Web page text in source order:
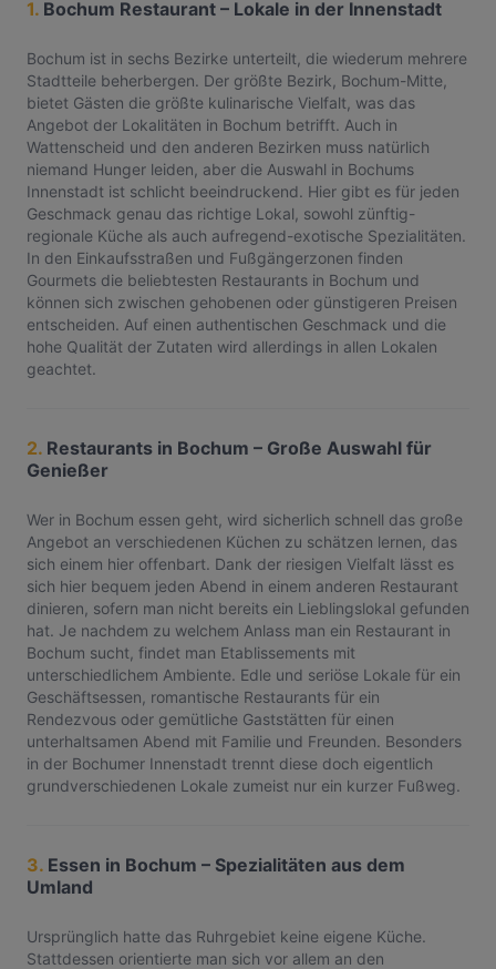
1. Bochum Restaurant – Lokale in der Innenstadt
Bochum ist in sechs Bezirke unterteilt, die wiederum mehrere
Stadtteile beherbergen. Der größte Bezirk, Bochum-Mitte,
bietet Gästen die größte kulinarische Vielfalt, was das
Angebot der Lokalitäten in Bochum betrifft. Auch in
Wattenscheid und den anderen Bezirken muss natürlich
niemand Hunger leiden, aber die Auswahl in Bochums
Innenstadt ist schlicht beeindruckend. Hier gibt es für jeden
Geschmack genau das richtige Lokal, sowohl zünftig-
regionale Küche als auch aufregend-exotische Spezialitäten.
In den Einkaufsstraßen und Fußgängerzonen finden
Gourmets die beliebtesten Restaurants in Bochum und
können sich zwischen gehobenen oder günstigeren Preisen
entscheiden. Auf einen authentischen Geschmack und die
hohe Qualität der Zutaten wird allerdings in allen Lokalen
geachtet.
2. Restaurants in Bochum – Große Auswahl für
Genießer
Wer in Bochum essen geht, wird sicherlich schnell das große
Angebot an verschiedenen Küchen zu schätzen lernen, das
sich einem hier offenbart. Dank der riesigen Vielfalt lässt es
sich hier bequem jeden Abend in einem anderen Restaurant
dinieren, sofern man nicht bereits ein Lieblingslokal gefunden
hat. Je nachdem zu welchem Anlass man ein Restaurant in
Bochum sucht, findet man Etablissements mit
unterschiedlichem Ambiente. Edle und seriöse Lokale für ein
Geschäftsessen, romantische Restaurants für ein
Rendezvous oder gemütliche Gaststätten für einen
unterhaltsamen Abend mit Familie und Freunden. Besonders
in der Bochumer Innenstadt trennt diese doch eigentlich
grundverschiedenen Lokale zumeist nur ein kurzer Fußweg.
3. Essen in Bochum – Spezialitäten aus dem
Umland
Ursprünglich hatte das Ruhrgebiet keine eigene Küche.
Stattdessen orientierte man sich vor allem an den